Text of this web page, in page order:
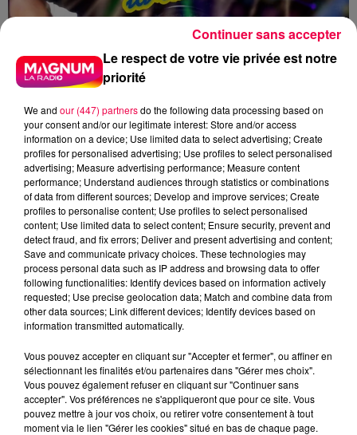
DJ Magouille
Crédit :DJ Magouille
Le respect de votre vie privée est notre
priorité
We and our (447) partnersdo the following data processing based on
your consent and/or our legitimate interest: Store and/or access
information on a device; Use limited data to select advertising; Create
profiles for personalised advertising; Use profiles to select personalised
advertising; Measure advertising performance; Measure content
performance; Understand audiences through statistics or combinations
of data from different sources; Develop and improve services; Create
profiles to personalise content; Use profiles to select personalised
content; Use limited data to select content; Ensure security, prevent and
detect fraud, and fix errors; Deliver and present advertising and content;
Save and communicate privacy choices. These technologies may
process personal data such as IP address and browsing data to offer
following functionalities: Identify devices based on information actively
requested; Use precise geolocation data; Match and combine data from
other data sources; Link different devices; Identify devices based on
information transmitted automatically.
Vous pouvez accepter en cliquant sur "Accepter et fermer", ou affiner en
sélectionnant les finalités et/ou partenaires dans "Gérer mes choix".
Vous pouvez également refuser en cliquant sur "Continuer sans
accepter". Vos préférences ne s'appliqueront que pour ce site. Vous
pouvez mettre à jour vos choix, ou retirer votre consentement à tout
moment via le lien "Gérer les cookies" situé en bas de chaque page.
Continuer sans accepter